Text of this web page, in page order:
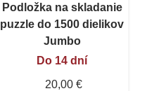
Podložka na skladanie
puzzle do 1500 dielikov
Jumbo
Do 14 dní
20,00 €